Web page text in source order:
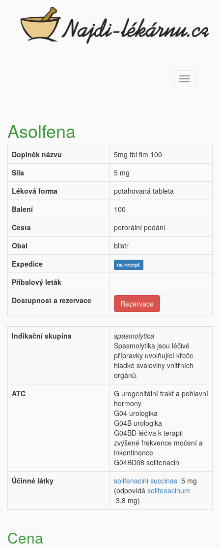
Toggle
navigation
Asolfena
Doplněk názvu
5mg tbl flm 100
Síla
5 mg
Léková forma
potahovaná tableta
Balení
100
Cesta
perorální podání
Obal
blistr
Expedice
na recept
Příbalový leták
Dostupnost a rezervace
Rezervace
Indikační skupina
spasmolytica
Spasmolytika jsou léčivé
přípravky uvolňující křeče
hladké svaloviny vnitřních
orgánů.
ATC
G urogenitální trakt a pohlavní
hormony
G04 urologika
G04B urologika
G04BD léčiva k terapii
zvýšené frekvence močení a
inkontinence
G04BD08 solifenacin
Účinné látky
solifenacini succinas 5 mg
(odpovídá solifenacinum
3,8 mg)
Cena